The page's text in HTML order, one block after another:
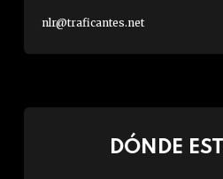
nlr@traficantes.net
DÓNDE